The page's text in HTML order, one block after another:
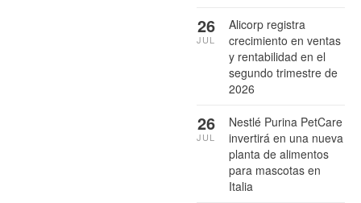
Alicorp registra
crecimiento en ventas
y rentabilidad en el
segundo trimestre de
2026
26
JUL
Nestlé Purina PetCare
invertirá en una nueva
planta de alimentos
para mascotas en
Italia
26
JUL